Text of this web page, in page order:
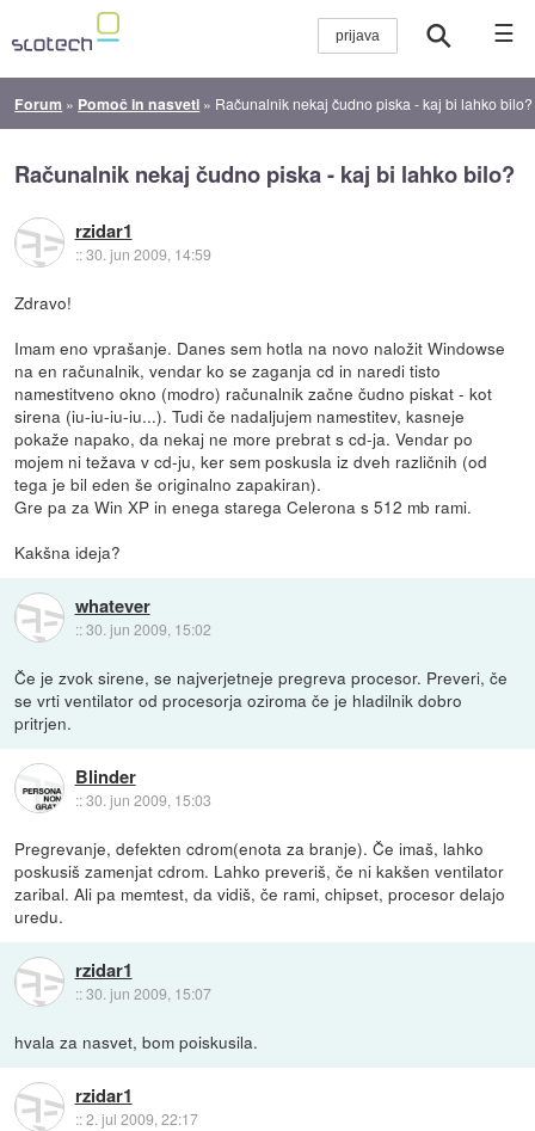
☰
Forum » Pomoč in nasveti » Računalnik nekaj čudno piska - kaj bi lahko bilo?
Računalnik nekaj čudno piska - kaj bi lahko bilo?
rzidar1
::30. jun 2009, 14:59
Zdravo!
Imam eno vprašanje. Danes sem hotla na novo naložit Windowse
na en računalnik, vendar ko se zaganja cd in naredi tisto
namestitveno okno (modro) računalnik začne čudno piskat - kot
sirena (iu-iu-iu-iu...). Tudi če nadaljujem namestitev, kasneje
pokaže napako, da nekaj ne more prebrat s cd-ja. Vendar po
mojem ni težava v cd-ju, ker sem poskusla iz dveh različnih (od
tega je bil eden še originalno zapakiran).
Gre pa za Win XP in enega starega Celerona s 512 mb rami.
Kakšna ideja?
whatever
::30. jun 2009, 15:02
Če je zvok sirene, se najverjetneje pregreva procesor. Preveri, če
se vrti ventilator od procesorja oziroma če je hladilnik dobro
pritrjen.
Blinder
::30. jun 2009, 15:03
Pregrevanje, defekten cdrom(enota za branje). Če imaš, lahko
poskusiš zamenjat cdrom. Lahko preveriš, če ni kakšen ventilator
zaribal. Ali pa memtest, da vidiš, če rami, chipset, procesor delajo
uredu.
rzidar1
::30. jun 2009, 15:07
hvala za nasvet, bom poiskusila.
rzidar1
::2. jul 2009, 22:17